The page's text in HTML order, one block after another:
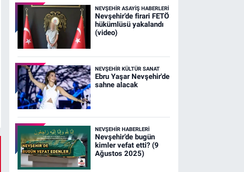
NEVŞEHIR ASAYIŞ HABERLERI
Nevşehir’de firari FETÖ
hükümlüsü yakalandı
(video)
NEVŞEHIR KÜLTÜR SANAT
Ebru Yaşar Nevşehir'de
sahne alacak
NEVŞEHIR HABERLERI
Nevşehir’de bugün
kimler vefat etti? (9
Ağustos 2025)